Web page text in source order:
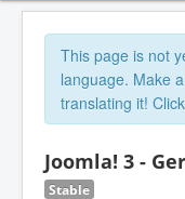
This page is not
language. Make
translating it! Click
Joomla! 3 -
Stable